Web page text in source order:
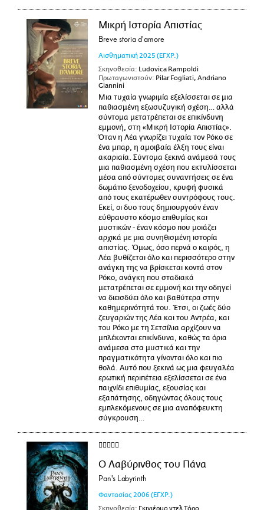
Μικρή Ιστορία Απιστίας
Breve storia d'amore
Αισθηματική 2025 (ΕΓΧΡ.)
Σκηνοθεσία: Ludovica Rampoldi
Πρωταγωνιστούν: Pilar Fogliati, Andriano
Giannini
Μια τυχαία γνωριμία εξελίσσεται σε μια
παθιασμένη εξωσυζυγική σχέση… αλλά
σύντομα μετατρέπεται σε επικίνδυνη
εμμονή, στη «Μικρή Ιστορία Απιστίας».
Όταν η Λέα γνωρίζει τυχαία τον Ρόκο σε
ένα μπαρ, η αμοιβαία έλξη τους είναι
ακαριαία. Σύντομα ξεκινά ανάμεσά τους
μια παθιασμένη σχέση που εκτυλίσσεται
μέσα από σύντομες συναντήσεις σε ένα
δωμάτιο ξενοδοχείου, κρυφή φυσικά
από τους εκατέρωθεν συντρόφους τους.
Εκεί, οι δυο τους δημιουργούν έναν
εύθραυστο κόσμο επιθυμίας και
μυστικών - έναν κόσμο που μοιάζει
αρχικά με μια συνηθισμένη ιστορία
απιστίας. Όμως, όσο περνά ο καιρός, η
Λέα βυθίζεται όλο και περισσότερο στην
ανάγκη της να βρίσκεται κοντά στον
Ρόκο, ανάγκη που σταδιακά
μετατρέπεται σε εμμονή και την οδηγεί
να διεισδύει όλο και βαθύτερα στην
καθημερινότητά του. Έτσι, οι ζωές δύο
ζευγαριών της Λέα και του Αντρέα, και
του Ρόκο με τη Σετσίλια αρχίζουν να
μπλέκονται επικίνδυνα, καθώς τα όρια
ανάμεσα στα μυστικά και την
πραγματικότητα γίνονται όλο και πιο
θολά. Αυτό που ξεκινά ως μια φευγαλέα
ερωτική περιπέτεια εξελίσσεται σε ένα
παιχνίδι επιθυμίας, εξουσίας και
εξαπάτησης, οδηγώντας όλους τους
εμπλεκόμενους σε μια αναπόφευκτη
σύγκρουση…
Ο Λαβύρινθος του Πάνα
Pan's Labyrinth
Φαντασίας 2006 (ΕΓΧΡ.)
Σκηνοθεσία: Γκιγιέρμο ντελ Τόρο